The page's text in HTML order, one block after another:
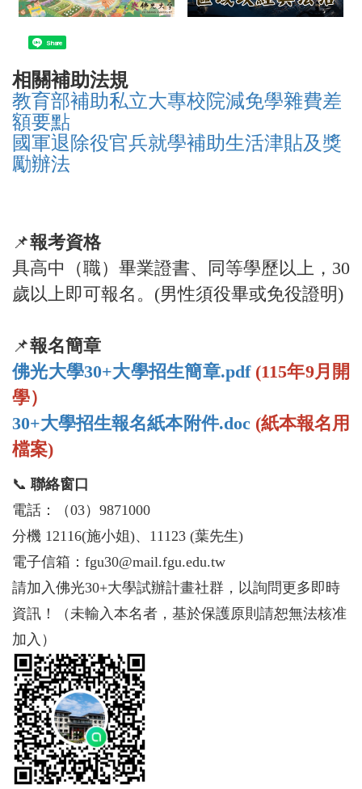
Share
相關補助法規
教育部補助私立大專校院減免學雜費差
額要點
國軍退除役官兵就學補助生活津貼及獎
勵辦法
📌報考資格
具高中（職）畢業證書、同等學歷以上，30
歲以上即可報名。(男性須役畢或免役證明)
📌報名簡章
佛光大學30+大學招生簡章.pdf(115年9月開
學）
30+大學招生報名紙本附件.doc(紙本報名用
檔案)
📞 聯絡窗口
電話：（03）9871000
分機 12116(施小姐)、11123 (葉先生)
電子信箱：fgu30@mail.fgu.edu.tw
請加入佛光30+大學試辦計畫社群，以詢問更多即時
資訊！（未輸入本名者，基於保護原則請恕無法核准
加入）